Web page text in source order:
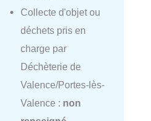
Collecte d'objet ou
déchets pris en
charge par
Déchèterie de
Valence/Portes-lès-
Valence : non